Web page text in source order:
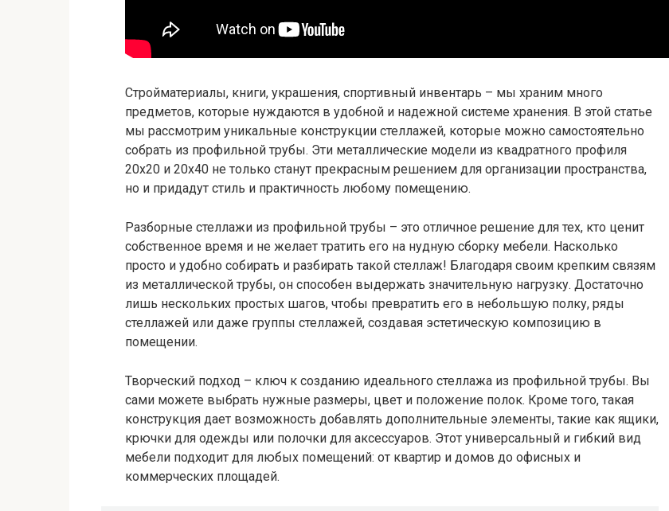
Стройматериалы, книги, украшения, спортивный инвентарь – мы храним много
предметов, которые нуждаются в удобной и надежной системе хранения. В этой статье
мы рассмотрим уникальные конструкции стеллажей, которые можно самостоятельно
собрать из профильной трубы. Эти металлические модели из квадратного профиля
20х20 и 20х40 не только станут прекрасным решением для организации пространства,
но и придадут стиль и практичность любому помещению.
Разборные стеллажи из профильной трубы – это отличное решение для тех, кто ценит
собственное время и не желает тратить его на нудную сборку мебели. Насколько
просто и удобно собирать и разбирать такой стеллаж! Благодаря своим крепким связям
из металлической трубы, он способен выдержать значительную нагрузку. Достаточно
лишь нескольких простых шагов, чтобы превратить его в небольшую полку, ряды
стеллажей или даже группы стеллажей, создавая эстетическую композицию в
помещении.
Творческий подход – ключ к созданию идеального стеллажа из профильной трубы. Вы
сами можете выбрать нужные размеры, цвет и положение полок. Кроме того, такая
конструкция дает возможность добавлять дополнительные элементы, такие как ящики,
крючки для одежды или полочки для аксессуаров. Этот универсальный и гибкий вид
мебели подходит для любых помещений: от квартир и домов до офисных и
коммерческих площадей.